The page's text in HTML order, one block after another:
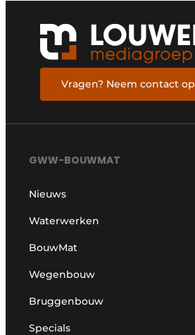
Vragen? Neem contact op
GWW-BOUWMAT
Nieuws
Waterwerken
BouwMat
Wegenbouw
Bruggenbouw
Specials